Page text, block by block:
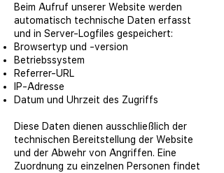
Beim Aufruf unserer Website werden
automatisch technische Daten erfasst
und in Server-Logfiles gespeichert:
Browsertyp und -version
Betriebssystem
Referrer-URL
IP-Adresse
Datum und Uhrzeit des Zugriffs
Diese Daten dienen ausschließlich der
technischen Bereitstellung der Website
und der Abwehr von Angriffen. Eine
Zuordnung zu einzelnen Personen findet